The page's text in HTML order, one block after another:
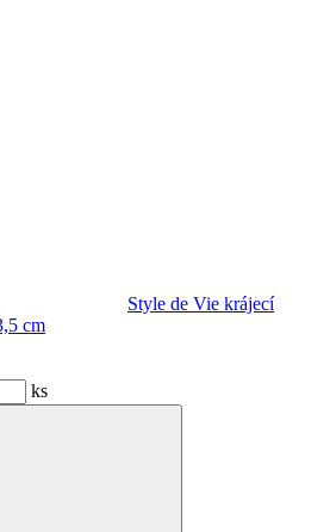
Style de Vie krájecí
cm
ks